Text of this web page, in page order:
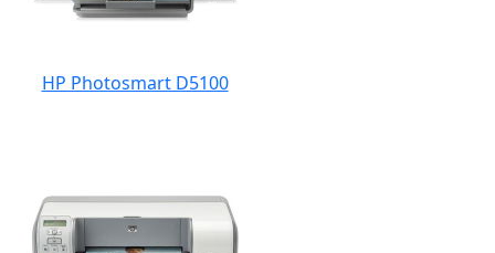
HP Photosmart D5100